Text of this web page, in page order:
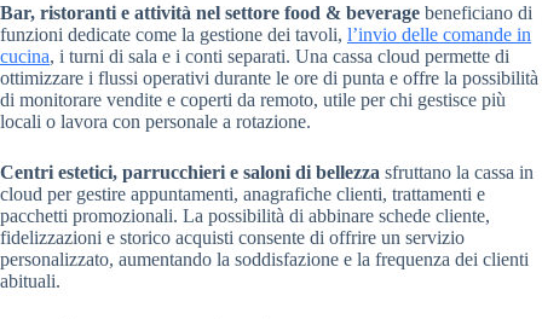
Bar, ristoranti e attività nel settore food & beverage beneficiano di
funzioni dedicate come la gestione dei tavoli, l’invio delle comande in
cucina, i turni di sala e i conti separati. Una cassa cloud permette di
ottimizzare i flussi operativi durante le ore di punta e offre la possibilità
di monitorare vendite e coperti da remoto, utile per chi gestisce più
locali o lavora con personale a rotazione.
Centri estetici, parrucchieri e saloni di bellezza sfruttano la cassa in
cloud per gestire appuntamenti, anagrafiche clienti, trattamenti e
pacchetti promozionali. La possibilità di abbinare schede cliente,
fidelizzazioni e storico acquisti consente di offrire un servizio
personalizzato, aumentando la soddisfazione e la frequenza dei clienti
abituali.